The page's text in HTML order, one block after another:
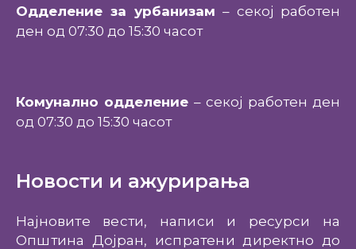
Одделение за урбанизам – секој работен
ден од 07:30 до 15:30 часот
Комунално одделение – секој работен ден
од 07:30 до 15:30 часот
Новости и ажурирања
Најновите вести, написи и ресурси на
Општина Дојран, испратени директно до